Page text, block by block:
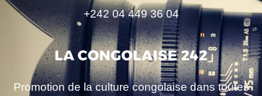
+242 04 449 36 04
Promotion de la culture congolaise dans toutes